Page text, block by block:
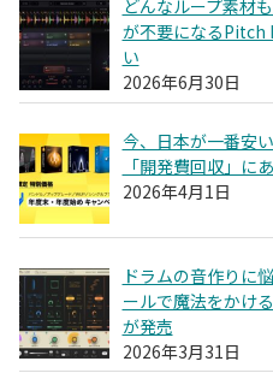
どんなループ素材
が不要になる
い
2026年6月30日
今、日本が一番安
「開発費回収」に
2026年4月1日
ドラムの音作りに
ールで魔法をかけ
が発売
2026年3月31日